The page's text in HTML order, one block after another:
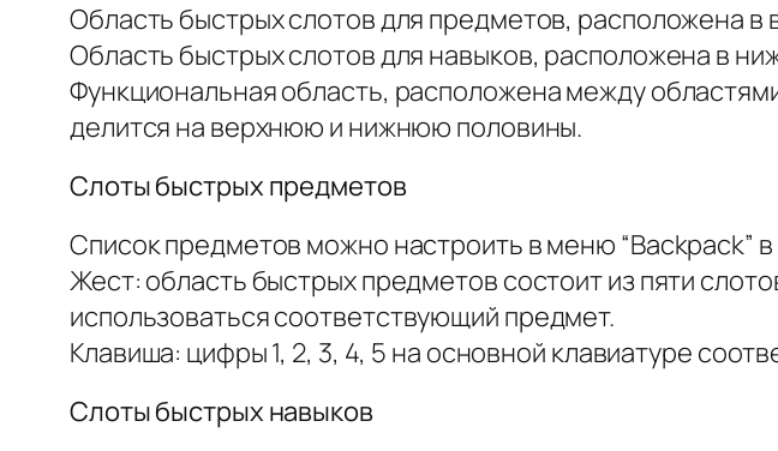
Область быстрых слотов для предметов, расположена в
Область быстрых слотов для навыков, расположена в
Функциональная область, расположена между
делится на верхнюю и нижнюю половины.
Слоты быстрых предметов
Список предметов можно настроить в меню “Backpack” в
Жест: область быстрых предметов состоит из пяти
использоваться соответствующий предмет.
Клавиша: цифры 1, 2, 3, 4, 5 на основной клавиатуре
Слоты быстрых навыков